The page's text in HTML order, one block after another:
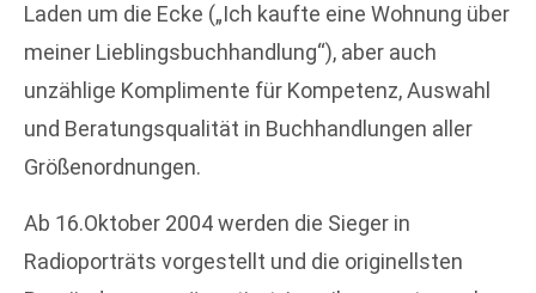
Laden um die Ecke („Ich kaufte eine Wohnung über
meiner Lieblingsbuchhandlung“), aber auch
unzählige Komplimente für Kompetenz, Auswahl
und Beratungsqualität in Buchhandlungen aller
Größenordnungen.
Ab 16.Oktober 2004 werden die Sieger in
Radioporträts vorgestellt und die originellsten